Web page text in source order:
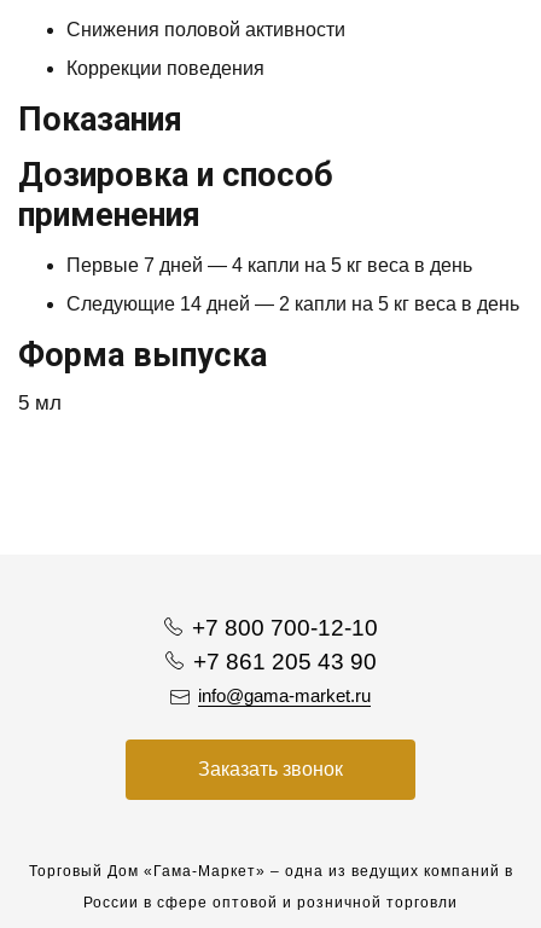
Снижения половой активности
Коррекции поведения
Показания
Дозировка и способ
применения
Первые 7 дней — 4 капли на 5 кг веса в день
Следующие 14 дней — 2 капли на 5 кг веса в день
Форма выпуска
5 мл
+7 800 700-12-10
+7 861 205 43 90
info@gama-market.ru
Заказать звонок
Торговый Дом «Гама-Маркет» – одна из ведущих компаний в
России в сфере оптовой и розничной торговли